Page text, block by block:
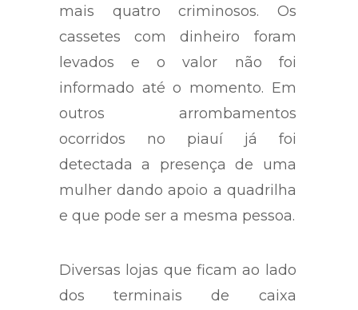
uma mulher deu apoio aos a
mais quatro criminosos. Os
cassetes com dinheiro foram
levados e o valor não foi
informado até o momento. Em
outros arrombamentos
ocorridos no piauí já foi
detectada a presença de uma
mulher dando apoio a quadrilha
Diversas lojas que ficam ao lado